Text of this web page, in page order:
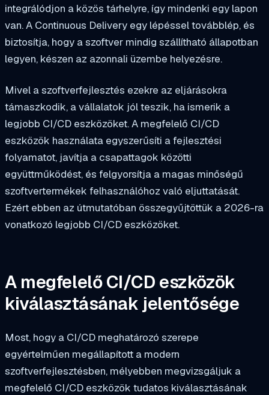
integrálódjon a közös tárhelyre, így mindenki egy lapon
van. A Continuous Delivery egy lépéssel továbblép, és
biztosítja, hogy a szoftver mindig szállítható állapotban
legyen, készen az azonnali üzembe helyezésre.
Mivel a szoftverfejlesztés ezekre az eljárásokra
támaszkodik, a vállalatok jól teszik, ha ismerik a
legjobb CI/CD eszközöket. A megfelelő CI/CD
eszközök használata egyszerűsíti a fejlesztési
folyamatot, javítja a csapattagok közötti
együttműködést, és felgyorsítja a magas minőségű
szoftvertermékek felhasználóhoz való eljuttatását.
Ezért ebben az útmutatóban összegyűjtöttük a 2026-ra
vonatkozó legjobb CI/CD eszközöket.
A megfelelő CI/CD eszközök
kiválasztásának jelentősége
Most, hogy a CI/CD meghatározó szerepe
egyértelműen megállapított a modern
szoftverfejlesztésben, mélyebben megvizsgáljuk a
megfelelő CI/CD eszközök tudatos kiválasztásának